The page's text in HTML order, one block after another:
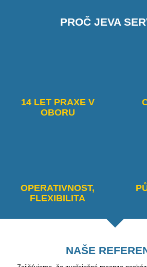
PROČ JEVA
14 LET PRAXE V
OBORU
OPERATIVNOST,
FLEXIBILITA
NAŠE